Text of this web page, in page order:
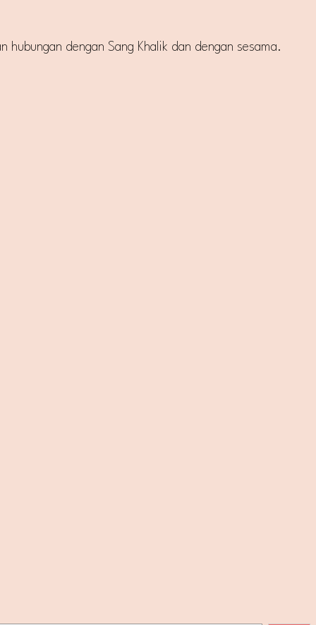
dengan Sang Khalik dan dengan sesama.